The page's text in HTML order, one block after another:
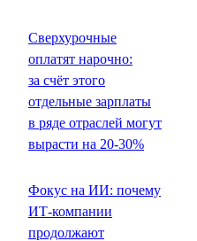
Сверхурочные
оплатят нарочно:
за счёт этого
отдельные зарплаты
в ряде отраслей могут
вырасти на 20-30%
Фокус на ИИ: почему
ИТ-компании
продолжают